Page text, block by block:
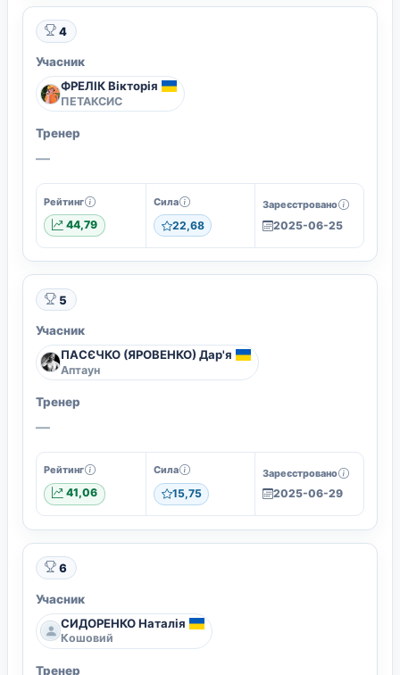
4
Учасник
ФРЕЛІК Вікторія
ПЕТАКСИС
Тренер
—
Рейтинг
44,79
Сила
22,68
Зареєстровано
2025-06-25
5
Учасник
ПАСЄЧКО (ЯРОВЕНКО) Дар'я
Аптаун
Тренер
—
Рейтинг
41,06
Сила
15,75
Зареєстровано
2025-06-29
6
Учасник
СИДОРЕНКО Наталія
Кошовий
Тренер